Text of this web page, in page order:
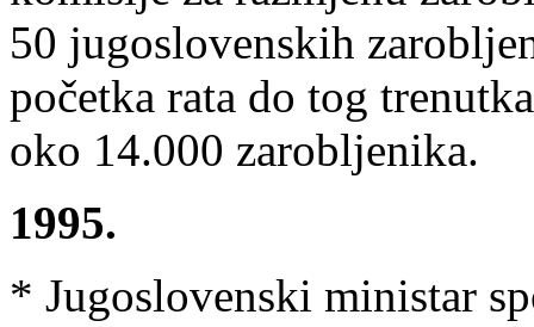
50 jugoslovenskih
početka rata do tog
oko 14.000 zarobljenika.
1995.
* Jugoslovenski ministar